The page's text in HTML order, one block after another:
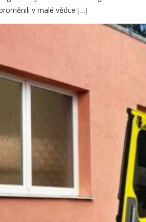
v malé vědce […]